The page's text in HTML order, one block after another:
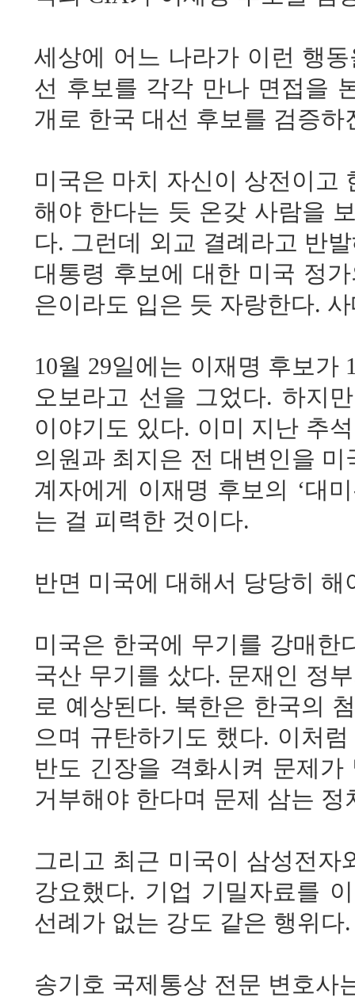
세상에 어느 나라가 이런 행
선 후보를 각각 만나 면접을
개로 한국 대선 후보를 검증
미국은 마치 자신이 상전이고
해야 한다는 듯 온갖 사람을
다. 그런데 외교 결례라고 반
대통령 후보에 대한 미국 정
은이라도 입은 듯 자랑한다.
10월 29일에는 이재명 후보가
오보라고 선을 그었다. 하지
이야기도 있다. 이미 지난 추
의원과 최지은 전 대변인을
계자에게 이재명 후보의 ‘대
는 걸 피력한 것이다.
반면 미국에 대해서 당당히
미국은 한국에 무기를 강매한
국산 무기를 샀다. 문재인 정
로 예상된다. 북한은 한국의
으며 규탄하기도 했다. 이처
반도 긴장을 격화시켜 문제
거부해야 한다며 문제 삼는 정
그리고 최근 미국이 삼성전자
강요했다. 기업 기밀자료를
선례가 없는 강도 같은 행위다.
송기호 국제통상 전문 변호사